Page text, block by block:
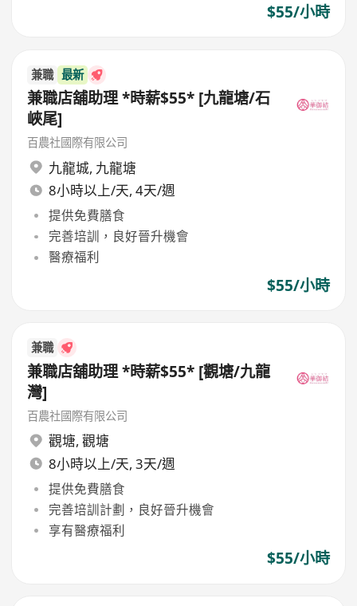
$55/小時
兼職 最新
兼職店舖助理 *時薪$55* [九龍塘/石
峽尾]
百農社國際有限公司
九龍城, 九龍塘
8小時以上/天, 4天/週
提供免費膳食
完善培訓，良好晉升機會
醫療福利
$55/小時
兼職
兼職店舖助理 *時薪$55* [觀塘/九龍
灣]
百農社國際有限公司
觀塘, 觀塘
8小時以上/天, 3天/週
提供免費膳食
完善培訓計劃，良好晉升機會
享有醫療福利
$55/小時